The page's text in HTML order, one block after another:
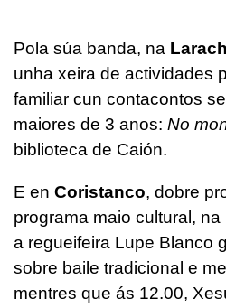
Pola súa banda, na
unha xeira de actividades
familiar cun contacontos
maiores de 3 anos: No
biblioteca de Caión.
E en Coristanco, dobre
programa maio cultural,
a regueifeira Lupe Blanco
sobre baile tradicional e
mentres que ás 12.00,